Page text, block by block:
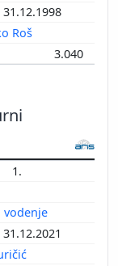
Roš
3.040
1.
vodenje